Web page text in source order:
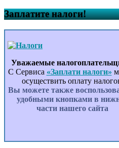
Заплатите налоги!
Уважаемые
С Сервиса «Заплати налоги»
осуществить оплату
Вы можете также
удобными кнопками в
части нашего сайта